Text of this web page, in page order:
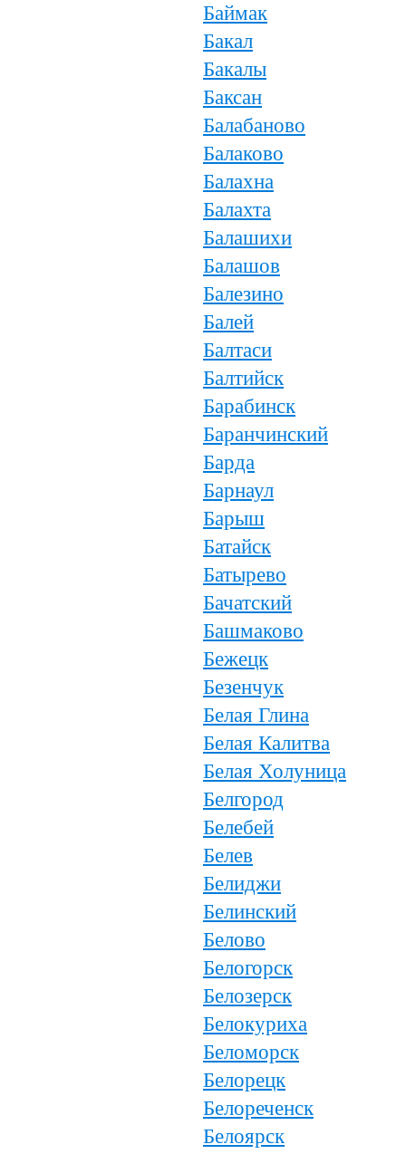
Баймак
Бакал
Бакалы
Баксан
Балабаново
Балаково
Балахна
Балахта
Балашихи
Балашов
Балезино
Балей
Балтаси
Балтийск
Барабинск
Баранчинский
Барда
Барнаул
Барыш
Батайск
Батырево
Бачатский
Башмаково
Бежецк
Безенчук
Белая Глина
Белая Калитва
Белая Холуница
Белгород
Белебей
Белев
Белиджи
Белинский
Белово
Белогорск
Белозерск
Белокуриха
Беломорск
Белорецк
Белореченск
Белоярск